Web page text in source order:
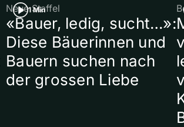
1 Min
Neue Staffel
«Bauer, ledig, sucht…»:
Diese Bäuerinnen und
Bauern suchen nach
der grossen Liebe